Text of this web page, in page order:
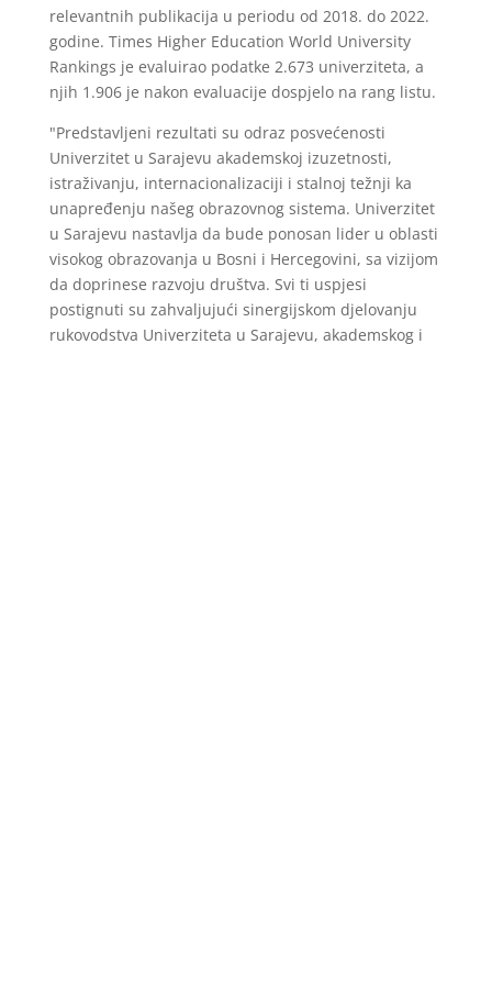
relevantnih publikacija u periodu od 2018. do 2022.
godine. Times Higher Education World University
Rankings je evaluirao podatke 2.673 univerziteta, a
njih 1.906 je nakon evaluacije dospjelo na rang listu.
"Predstavljeni rezultati su odraz posvećenosti
Univerzitet u Sarajevu akademskoj izuzetnosti,
istraživanju, internacionalizaciji i stalnoj težnji ka
unapređenju našeg obrazovnog sistema. Univerzitet
u Sarajevu nastavlja da bude ponosan lider u oblasti
visokog obrazovanja u Bosni i Hercegovini, sa vizijom
da doprinese razvoju društva. Svi ti uspjesi
postignuti su zahvaljujući sinergijskom djelovanju
rukovodstva Univerziteta u Sarajevu, akademskog i